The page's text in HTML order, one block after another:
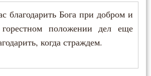
благодарить Бога при добром и
положении дел еще
когда страждем.